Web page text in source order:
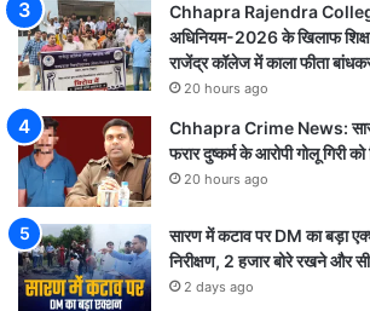
Chhapra Rajendra
अधिनियम-2026 के खिलाफ
राजेंद्र कॉलेज में काला फीता
20 hours ago
Chhapra Crime News:
फरार दुष्कर्म के आरोपी गोलू गिरी को
20 hours ago
सारण में कटाव पर DM का बड़ा
निरीक्षण, 2 हजार बोरे रखने और
2 days ago